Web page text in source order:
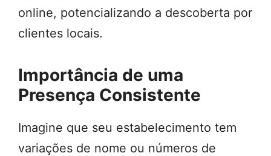
online, potencializando a descoberta por
clientes locais.
Importância de uma
Presença Consistente
Imagine que seu estabelecimento tem
variações de nome ou números de